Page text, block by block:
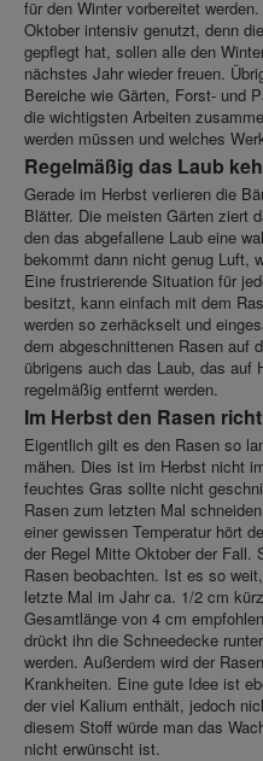
für den Winter vorbereitet
Oktober intensiv genutzt, denn
gepflegt hat, sollen alle den
nächstes Jahr wieder freuen.
Bereiche wie Gärten, Forst- und
die wichtigsten Arbeiten
werden müssen und welches
Regelmäßig das Laub
Gerade im Herbst verlieren die
Blätter. Die meisten Gärten ziert
den das abgefallene Laub eine
bekommt dann nicht genug Luft,
Eine frustrierende Situation für
besitzt, kann einfach mit dem
werden so zerhäckselt und
dem abgeschnittenen Rasen auf
übrigens auch das Laub, das auf
regelmäßig entfernt werden.
Im Herbst den Rasen
Eigentlich gilt es den Rasen so
mähen. Dies ist im Herbst nicht
feuchtes Gras sollte nicht
Rasen zum letzten Mal
einer gewissen Temperatur hört
der Regel Mitte Oktober der Fall.
Rasen beobachten. Ist es so
letzte Mal im Jahr ca. 1/2 cm
Gesamtlänge von 4 cm
drückt ihn die Schneedecke
werden. Außerdem wird der
Krankheiten. Eine gute Idee ist
der viel Kalium enthält, jedoch
diesem Stoff würde man das
nicht erwünscht ist.